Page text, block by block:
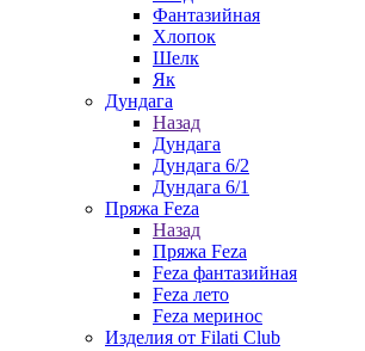
Фантазийная
Хлопок
Шелк
Як
Дундага
Назад
Дундага
Дундага 6/2
Дундага 6/1
Пряжа Feza
Назад
Пряжа Feza
Feza фантазийная
Feza лето
Feza меринос
Изделия от Filati Club